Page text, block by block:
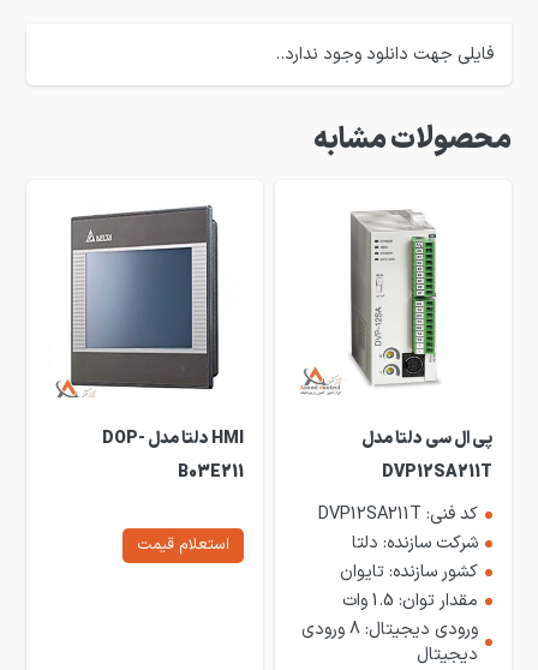
فایلی جهت دانلود وجود ندارد..
محصولات مشابه
پی ال سی دلتا مدل
DVP12SA211T
کد فنی: DVP12SA211T
شرکت سازنده: دلتا
کشور سازنده: تایوان
مقدار توان: 1.5 وات
ورودی دیجیتال: 8 ورودی
دیجیتال
HMI دلتا مدل DOP-
B03E211
استعلام قیمت